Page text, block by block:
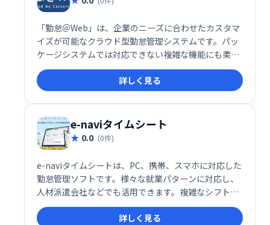
「勤怠＠Web」は、企業のニーズに合わせたカスタマ
イズが可能なクラウド型勤怠管理システムです。パッ
ケージシステムでは対応できない複雑な機能にも柔軟
に対応し、勤怠管理と労務管理を効率化します。 導入
企業の課題解決に特化し、生産性向上に貢献します。
詳しく見る
e-naviタイムシート
0.0 (0件)
e-naviタイムシートは、PC、携帯、スマホに対応した
勤怠管理ソフトです。様々な就業パターンに対応し、
人材派遣会社などでも活用できます。複雑なシフト管
理もスムーズに行え、業務効率化に貢献します。
詳しく見る